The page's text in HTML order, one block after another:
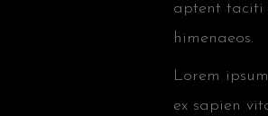
aptent taciti
himenaeos.
Lorem
ex sapien